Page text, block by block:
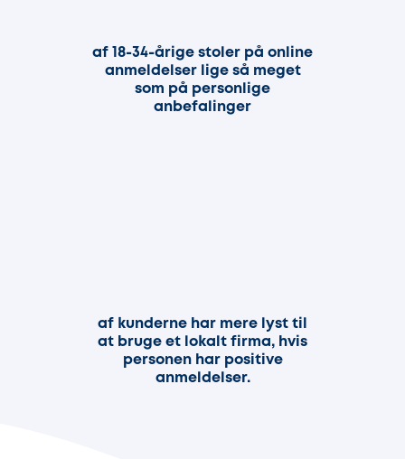
af 18-34-årige stoler på online
anmeldelser lige så meget
som på personlige
anbefalinger
af kunderne har mere lyst til
at bruge et lokalt firma, hvis
personen har positive
anmeldelser.